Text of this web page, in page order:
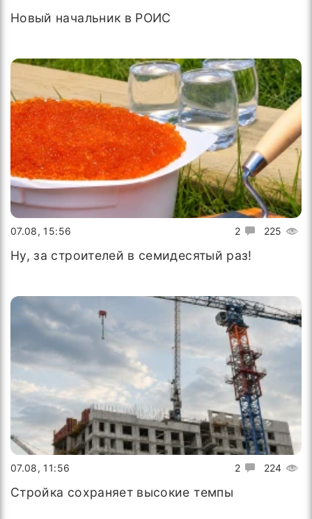
Новый начальник в РОИС
2 225
07.08, 15:56
Ну, за строителей в семидесятый раз!
2 224
07.08, 11:56
Стройка сохраняет высокие темпы